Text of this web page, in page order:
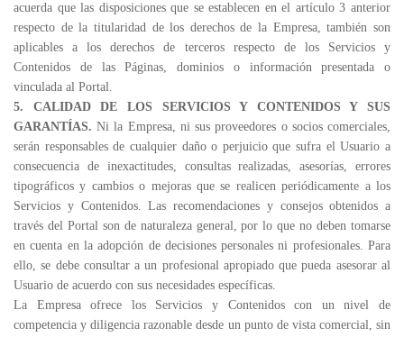
acuerda que las disposiciones que se establecen en el artículo 3 anterior
respecto de la titularidad de los derechos de la Empresa, también son
aplicables a los derechos de terceros respecto de los Servicios y
Contenidos de las Páginas, dominios o información presentada o
vinculada al Portal.
5. CALIDAD DE LOS SERVICIOS Y CONTENIDOS Y SUS
GARANTÍAS. Ni la Empresa, ni sus proveedores o socios comerciales,
serán responsables de cualquier daño o perjuicio que sufra el Usuario a
consecuencia de inexactitudes, consultas realizadas, asesorías, errores
tipográficos y cambios o mejoras que se realicen periódicamente a los
Servicios y Contenidos. Las recomendaciones y consejos obtenidos a
través del Portal son de naturaleza general, por lo que no deben tomarse
en cuenta en la adopción de decisiones personales ni profesionales. Para
ello, se debe consultar a un profesional apropiado que pueda asesorar al
Usuario de acuerdo con sus necesidades específicas.
La Empresa ofrece los Servicios y Contenidos con un nivel de
competencia y diligencia razonable desde un punto de vista comercial, sin